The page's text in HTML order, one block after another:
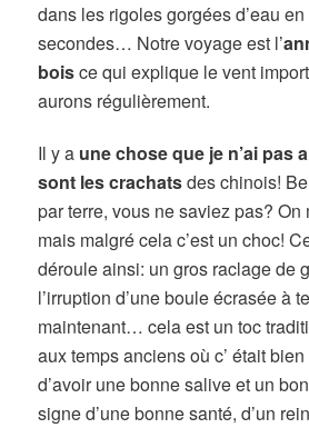
dans les rigoles gorgées d’eau
secondes… Notre voyage est l’
boisce qui explique le vent
aurons régulièrement.
Il y a une chose que je n’ai pas
sont les crachatsdes chinois!
par terre, vous ne saviez pas? On
mais malgré cela c’est un choc!
déroule ainsi: un gros raclage de
l’irruption d’une boule écrasée à
maintenant… cela est un toc
aux temps anciens où c’ était
d’avoir une bonne salive et un
signe d’une bonne santé, d’un